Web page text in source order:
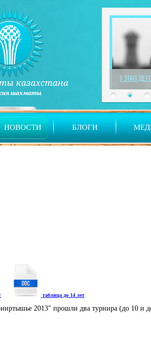
НОВОСТИ БЛОГИ
1 ЭТАП
таблица до 14 лет
2013" прошли два турнира (до 10 и